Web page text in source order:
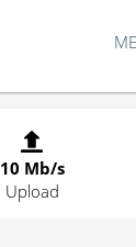
10 Mb/s
Upload